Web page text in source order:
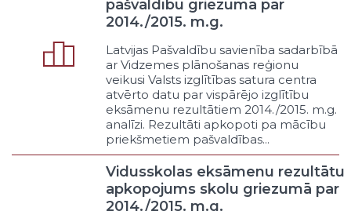
kriminālvajāto personu civiltiesisko
interešu pārstāvība
Kārtības nodrošināšana masu
pasākumos
Narkomānijas apkarošana
Citi sabiedriskās kārtības un
tiesiskuma pasākumi
Avārijas un krīzes situācijas
Glābšanas dienesti uz ūdeņiem
Atbalsts ugunsdzēsībai
Dalība dabas un tehnisko
katastrofu novēršanā
pašvaldību griezumā par
2014./2015. m.g.
Latvijas Pašvaldību savienība sadarbībā
ar Vidzemes plānošanas reģionu
veikusi Valsts izglītības satura centra
atvērto datu par vispārējo izglītību
eksāmenu rezultātiem 2014./2015. m.g.
analīzi. Rezultāti apkopoti pa mācību
priekšmetiem pašvaldības...
Vidusskolas eksāmenu rezultātu
apkopojums skolu griezumā par
2014./2015. m.g.